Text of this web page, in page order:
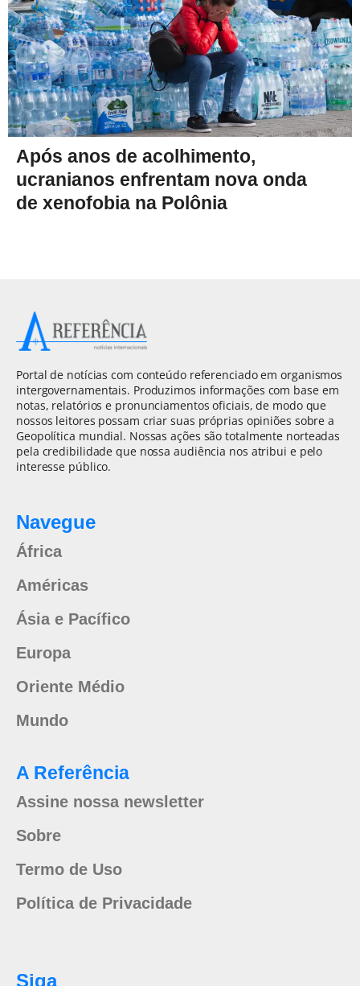
Após anos de acolhimento,
ucranianos enfrentam nova onda
de xenofobia na Polônia
Portal de notícias com conteúdo referenciado em organismos
intergovernamentais. Produzimos informações com base em
notas, relatórios e pronunciamentos oficiais, de modo que
nossos leitores possam criar suas próprias opiniões sobre a
Geopolítica mundial. Nossas ações são totalmente norteadas
pela credibilidade que nossa audiência nos atribui e pelo
interesse público.
Navegue
África
Américas
Ásia e Pacífico
Europa
Oriente Médio
Mundo
A Referência
Assine nossa newsletter
Sobre
Termo de Uso
Política de Privacidade
Siga